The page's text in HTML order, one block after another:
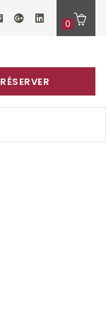
0
RÉSERVER